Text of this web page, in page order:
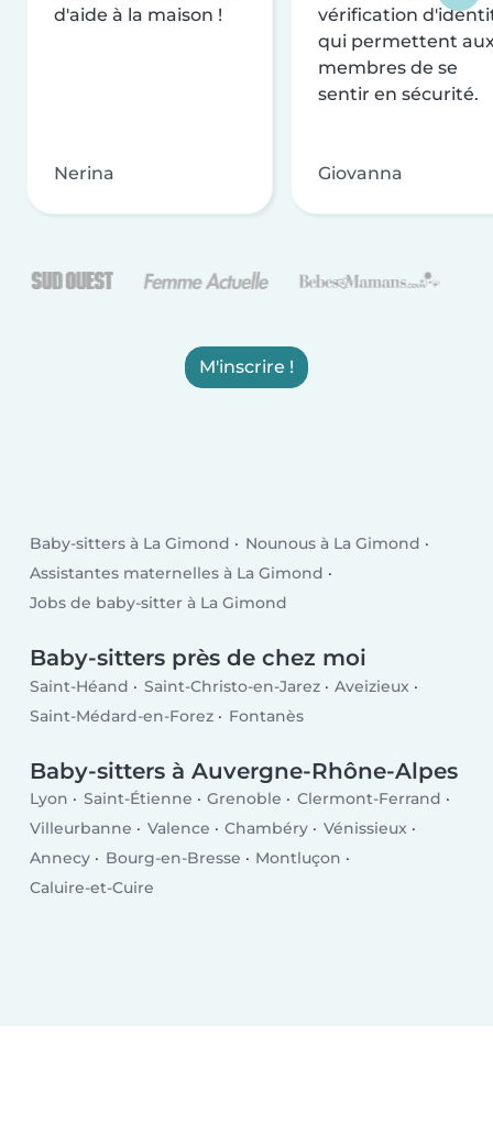
d'aide à la maison !
Nerina
vérification
qui permettent
membres de se
sentir en sécurité.
Giovanna
M'inscrire !
Baby-sitters à La Gimond
Nounous à La Gimond
Assistantes maternelles à La Gimond
Jobs de baby-sitter à La Gimond
Baby-sitters près de chez moi
Saint-Héand Saint-Christo-en-Jarez
Aveizieux
Saint-Médard-en-Forez
Fontanès
Baby-sitters à Auvergne-Rhône-Alpes
Lyon Saint-Étienne Grenoble
Clermont-Ferrand
Villeurbanne
Valence Chambéry
Vénissieux
Annecy
Bourg-en-Bresse
Montluçon
Caluire-et-Cuire